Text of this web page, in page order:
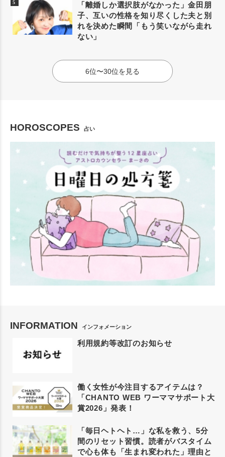
「離婚しか選択肢がなかった」金田朋
子、互いの性格を知り尽くした夫と別
れを決めた瞬間「もう笑いながら走れ
ない」
6位〜30位を見る
HOROSCOPES 占い
INFORMATION インフォメーション
利用規約等改訂のお知らせ
働く女性が今注目するアイテムは？
「CHANTO WEB ワーママサポート大
賞2026」発表！
「毎日ヘトヘト…」な私を救う、5分
間のリセット習慣。読者がバスタイム
で心も体も「生まれ変われた」理由と